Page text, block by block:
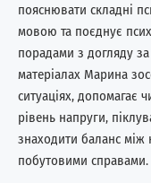
пояснювати складні
мовою та поєднує
порадами з догляду за
матеріалах Марина
ситуаціях, допомагає
рівень напруги,
знаходити баланс
побутовими справами.